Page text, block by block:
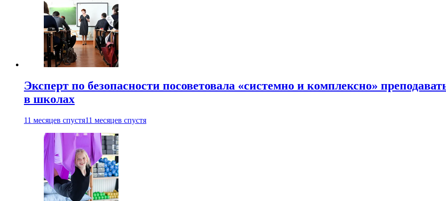
Эксперт по безопасности посоветовала «системно и комплексно»
в школах
11 месяцев спустя11 месяцев спустя